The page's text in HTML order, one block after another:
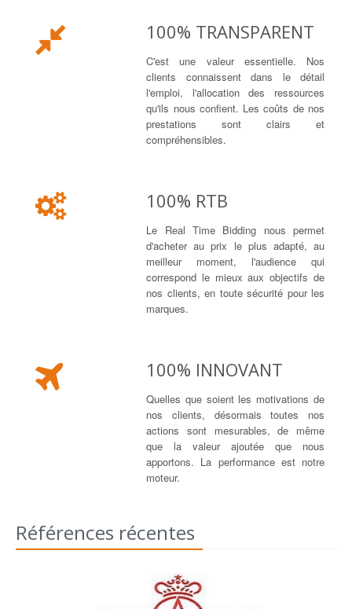
100% TRANSPARENT
C'est une valeur essentielle. Nos
clients connaissent dans le détail
l'emploi, l'allocation des ressources
qu'ils nous confient. Les coûts de nos
prestations sont clairs et
compréhensibles.
100% RTB
Le Real Time Bidding nous permet
d'acheter au prix le plus adapté, au
meilleur moment, l'audience qui
correspond le mieux aux objectifs de
nos clients, en toute sécurité pour les
marques.
100% INNOVANT
Quelles que soient les motivations de
nos clients, désormais toutes nos
actions sont mesurables, de même
que la valeur ajoutée que nous
apportons. La performance est notre
moteur.
Références récentes